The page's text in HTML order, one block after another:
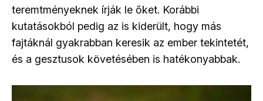
teremtményeknek írják le őket. Korábbi
kutatásokból pedig az is kiderült, hogy más
fajtáknál gyakrabban keresik az ember tekintetét,
és a gesztusok követésében is hatékonyabbak.